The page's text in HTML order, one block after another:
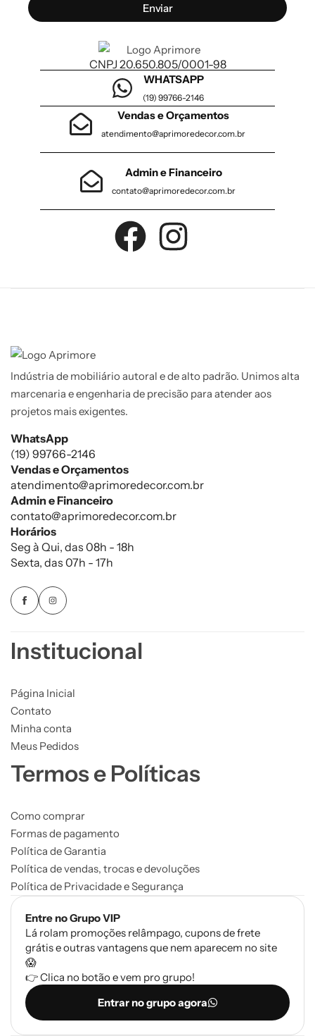
Enviar
CNPJ 20.650.805/0001-98
WHATSAPP
(19) 99766-2146
Vendas e Orçamentos
atendimento@aprimoredecor.com.br
Admin e Financeiro
contato@aprimoredecor.com.br
Indústria de mobiliário autoral e de alto padrão. Unimos alta
marcenaria e engenharia de precisão para atender aos
projetos mais exigentes.
WhatsApp
(19) 99766-2146
Vendas e Orçamentos
atendimento@aprimoredecor.com.br
Admin e Financeiro
contato@aprimoredecor.com.br
Horários
Seg à Qui, das 08h - 18h
Sexta, das 07h - 17h
Institucional
Página Inicial
Contato
Minha conta
Meus Pedidos
Termos e Políticas
Como comprar
Formas de pagamento
Política de Garantia
Política de vendas, trocas e devoluções
Política de Privacidade e Segurança
Entre no Grupo VIP
Lá rolam promoções relâmpago, cupons de frete
grátis e outras vantagens que nem aparecem no site
😱
👉 Clica no botão e vem pro grupo!
Entrar no grupo agora